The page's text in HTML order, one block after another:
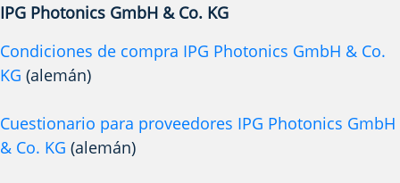
IPG Photonics GmbH & Co. KG
Condiciones de compra IPG Photonics GmbH & Co.
KG (alemán)
Cuestionario para proveedores IPG Photonics GmbH
& Co. KG (alemán)